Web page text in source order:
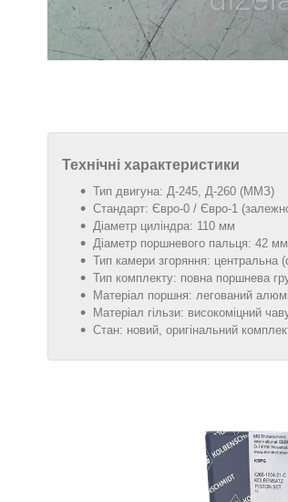
Технічні характеристики
Тип двигуна: Д‑245, Д‑260 (ММЗ)
Стандарт: Євро‑0 / Євро‑1
Діаметр циліндра: 110 мм
Діаметр поршневого пальця: 42 мм
Тип камери згоряння: центральна
Тип комплекту: повна поршнева
Матеріал поршня: легований
Матеріал гільзи: високоміцний
Стан: новий, оригінальний